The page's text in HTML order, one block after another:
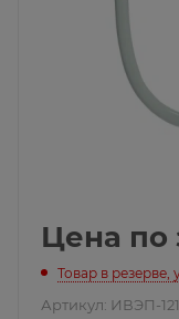
Цена по
Товар в резерве,
Артикул: ИВЭП-